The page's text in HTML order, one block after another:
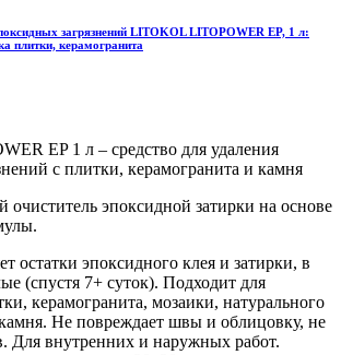
загрязнений LITOKOL LITOPOWER EP, 1 л:
плитки, керамогранита
EP 1 л – средство для удаления
с плитки, керамогранита и камня
эпоксидной затирки на основе
остатки эпоксидного клея и затирки, в
(спустя 7+ суток). Подходит для
керамогранита, мозаики, натурального
Не повреждает швы и облицовку, не
Для внутренних и наружных работ.